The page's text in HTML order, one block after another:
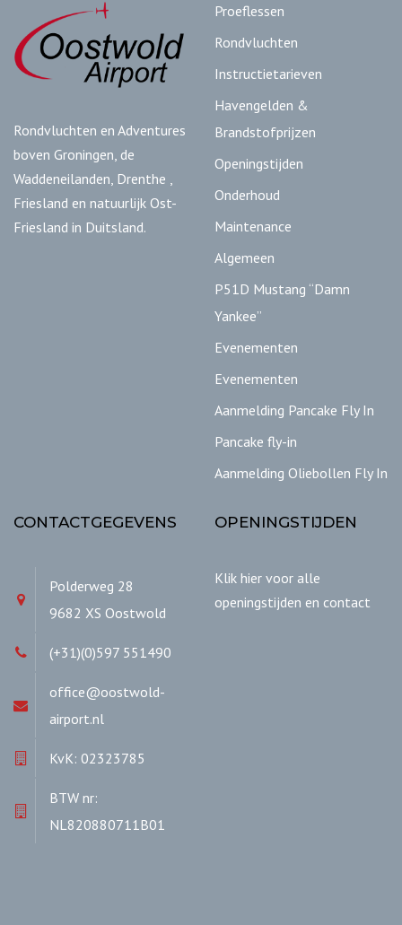
Rondvluchten en Adventures
boven Groningen, de
Waddeneilanden, Drenthe ,
Friesland en natuurlijk Ost-
Friesland in Duitsland.
Proeflessen
Rondvluchten
Instructietarieven
Havengelden &
Brandstofprijzen
Openingstijden
Onderhoud
Maintenance
Algemeen
P51D Mustang “Damn
Yankee”
Evenementen
Evenementen
Aanmelding Pancake Fly In
Pancake fly-in
Aanmelding Oliebollen Fly In
CONTACTGEGEVENS
Polderweg 28
9682 XS Oostwold
(+31)(0)597 551490
office@oostwold-
airport.nl
KvK: 02323785
BTW nr:
NL820880711B01
OPENINGSTIJDEN
Klik hier voor alle
openingstijden en contact